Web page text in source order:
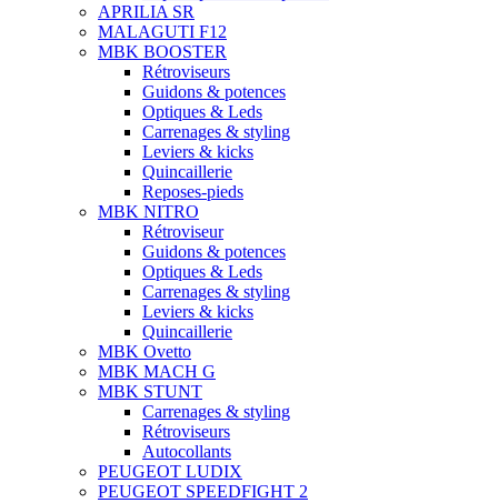
APRILIA SR
MALAGUTI F12
MBK BOOSTER
Rétroviseurs
Guidons & potences
Optiques & Leds
Carrenages & styling
Leviers & kicks
Quincaillerie
Reposes-pieds
MBK NITRO
Rétroviseur
Guidons & potences
Optiques & Leds
Carrenages & styling
Leviers & kicks
Quincaillerie
MBK Ovetto
MBK MACH G
MBK STUNT
Carrenages & styling
Rétroviseurs
Autocollants
PEUGEOT LUDIX
PEUGEOT SPEEDFIGHT 2